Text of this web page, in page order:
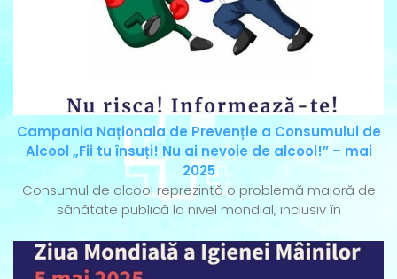
Campania Naționala de Prevenție a Consumului de
Alcool „Fii tu însuți! Nu ai nevoie de alcool!” – mai
2025
Consumul de alcool reprezintă o problemă majoră de
sănătate publică la nivel mondial, inclusiv în